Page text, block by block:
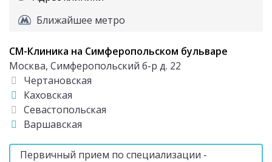
Ближайшее метро
СМ-Клиника на Симферопольском бульваре
Москва, Симферопольский б-р д. 22
Чертановская
Каховская
Севастопольская
Варшавская
Первичный прием по специализации -